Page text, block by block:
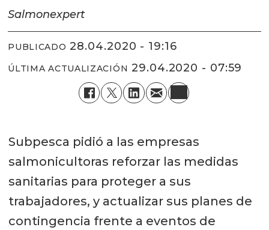
Salmonexpert
PUBLICADO 28.04.2020 - 19:16
ÚLTIMA ACTUALIZACIÓN 29.04.2020 - 07:59
Subpesca pidió a las empresas
salmonicultoras reforzar las medidas
sanitarias para proteger a sus
trabajadores, y actualizar sus planes de
contingencia frente a eventos de